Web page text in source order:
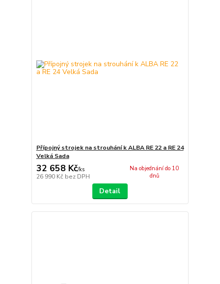
Přípojný strojek na strouhání k ALBA RE 22 a RE 24
Velká Sada
32 658 Kč/ks
26 990 Kč bez DPH
Na objednání do 10
dnů
Detail